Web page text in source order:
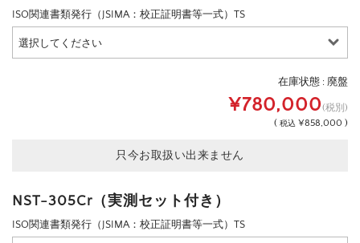
ISO関連書類発行（JSIMA：校正証明書等一式）TS
在庫状態 : 廃盤
¥780,000(税別)
( 税込 ¥858,000 )
只今お取扱い出来ません
NST-305Cr（実測セット付き）
ISO関連書類発行（JSIMA：校正証明書等一式）TS